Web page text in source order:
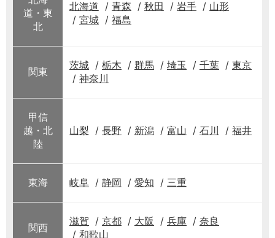
道・東
北
北海道 青森 秋田 岩手
山形
宮城
福島
関東
茨城 栃木 群馬 埼玉 千葉
東京
神奈川
甲信
越・北
陸
山梨 長野 新潟 富山 石川 福井
東海 岐阜 静岡 愛知 三重
関西
滋賀 京都 大阪 兵庫
奈良
和歌山